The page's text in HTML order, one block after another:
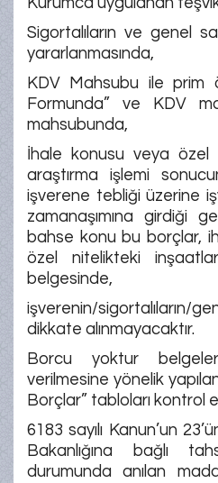
Sigortalıların ve genel
yararlanmasında,
KDV Mahsubu ile prim
Formunda” ve KDV
mahsubunda,
İhale konusu veya özel
araştırma işlemi
işverene tebliği üzerine
zamanaşımına girdiği
bahse konu bu borçlar,
özel nitelikteki
belgesinde,
işverenin/sigortalıların/
dikkate alınmayacaktır.
Borcu yoktur
verilmesine yönelik
Borçlar” tabloları kontrol
6183 sayılı Kanun’un
Bakanlığına bağlı
durumunda anılan